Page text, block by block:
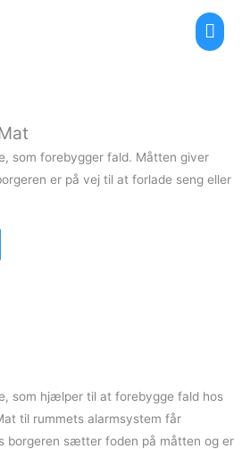
som forebygger fald. Måtten giver
er på vej til at forlade seng eller
som hjælper til at forebygge fald hos
til rummets alarmsystem får
borgeren sætter foden på måtten og er